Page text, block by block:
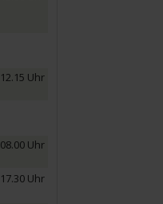
12.15 Uhr
08.00 Uhr
17.30 Uhr